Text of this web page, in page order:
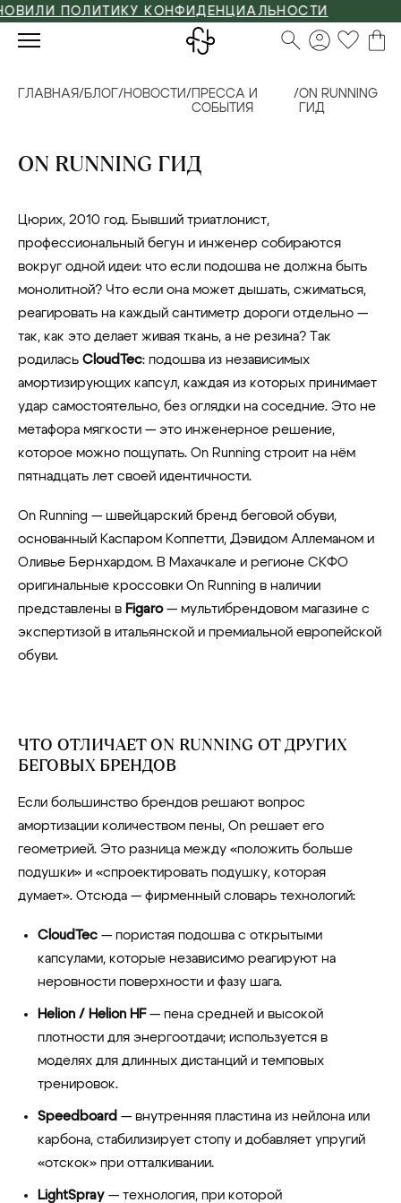
ПОЛИТИКУ КОНФИДЕНЦИАЛЬНОСТИ
ГЛАВНАЯ/ БЛОГ / НОВОСТИ/ ПРЕССА И
СОБЫТИЯ
/ON RUNNING
ГИД
ON RUNNING ГИД
Цюрих, 2010 год. Бывший триатлонист,
профессиональный бегун и инженер собираются
вокруг одной идеи: что если подошва не должна быть
монолитной? Что если она может дышать, сжиматься,
реагировать на каждый сантиметр дороги отдельно —
так, как это делает живая ткань, а не резина? Так
родилась CloudTec: подошва из независимых
амортизирующих капсул, каждая из которых принимает
удар самостоятельно, без оглядки на соседние. Это не
метафора мягкости — это инженерное решение,
которое можно пощупать. On Running строит на нём
пятнадцать лет своей идентичности.
On Running — швейцарский бренд беговой обуви,
основанный Каспаром Коппетти, Дэвидом Аллеманом и
Оливье Бернхардом. В Махачкале и регионе СКФО
оригинальные кроссовки On Running в наличии
представлены в Figaro— мультибрендовом магазине с
экспертизой в итальянской и премиальной европейской
обуви.
ЧТО ОТЛИЧАЕТ ON RUNNING ОТ ДРУГИХ
БЕГОВЫХ БРЕНДОВ
Если большинство брендов решают вопрос
амортизации количеством пены, On решает его
геометрией. Это разница между «положить больше
подушки» и «спроектировать подушку, которая
думает». Отсюда — фирменный словарь технологий:
CloudTec — пористая подошва с открытыми
капсулами, которые независимо реагируют на
неровности поверхности и фазу шага.
Helion / Helion HF— пена средней и высокой
плотности для энергоотдачи; используется в
моделях для длинных дистанций и темповых
тренировок.
Speedboard — внутренняя пластина из нейлона или
карбона, стабилизирует стопу и добавляет упругий
«отскок» при отталкивании.
LightSpray — технология, при которой